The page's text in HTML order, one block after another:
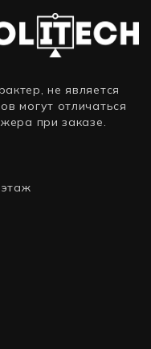
не является
могут отличаться
при заказе.